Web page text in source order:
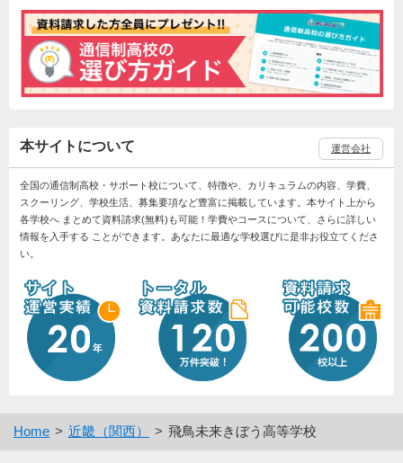
本サイトについて 運営会社
全国の通信制高校・サポート校について、特徴や、カリキュラムの内容、学費、
スクーリング、学校生活、募集要項など豊富に掲載しています。本サイト上から
各学校へ まとめて資料請求(無料)も可能！学費やコースについて、さらに詳しい
情報を入手する ことができます。あなたに最適な学校選びに是非お役立てくださ
い。
Home 近畿（関西） 飛鳥未来きぼう高等学校